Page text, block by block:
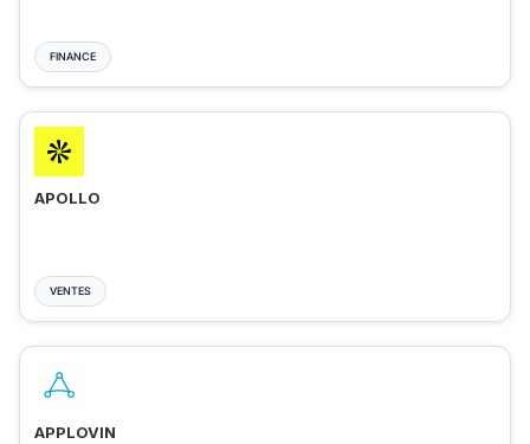
FINANCE
APOLLO
VENTES
APPLOVIN